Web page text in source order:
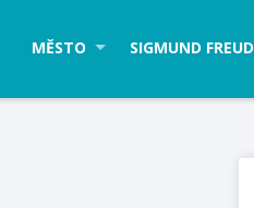
MĚSTO SIGMUND FREUD